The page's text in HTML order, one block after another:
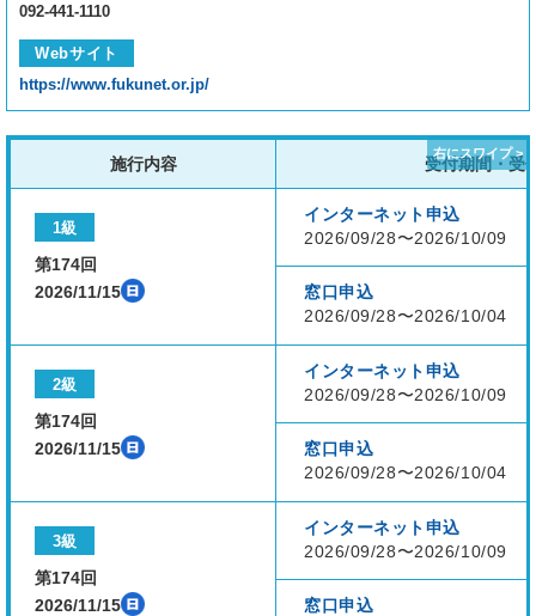
092-441-1110
Webサイト
https://www.fukunet.or.jp/
施行内容 受付期間・受
1級
第174回
2026/11/15
インターネット申込
2026/09/28〜2026/10/09
窓口申込
2026/09/28〜2026/10/04
2級
第174回
2026/11/15
インターネット申込
2026/09/28〜2026/10/09
窓口申込
2026/09/28〜2026/10/04
3級
第174回
2026/11/15
インターネット申込
2026/09/28〜2026/10/09
窓口申込